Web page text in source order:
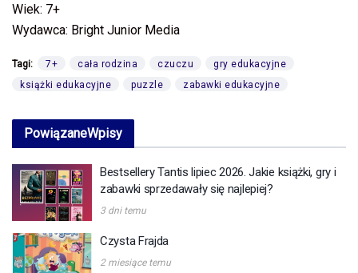
Wiek: 7+
Wydawca: Bright Junior Media
Tagi: 7+ cała rodzina czuczu
gry edukacyjne
książki edukacyjne
puzzle zabawki edukacyjne
PowiązaneWpisy
Bestsellery Tantis lipiec 2026. Jakie książki, gry i
zabawki sprzedawały się najlepiej?
3 dni temu
Czysta Frajda
2 miesiące temu